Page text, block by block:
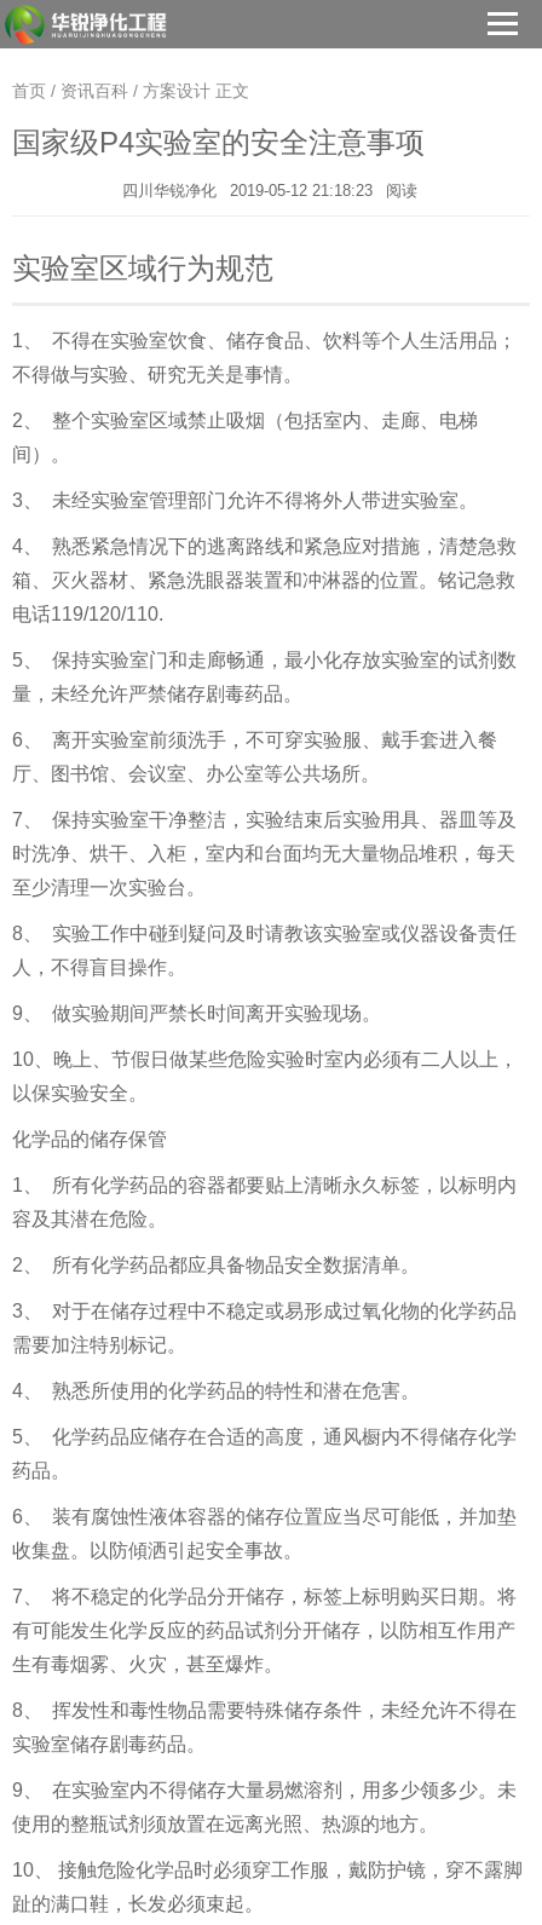
首页 / 资讯百科 / 方案设计 正文
国家级P4实验室的安全注意事项
四川华锐净化 2019-05-12 21:18:23 阅读
实验室区域行为规范
1、 不得在实验室饮食、储存食品、饮料等个人生活用品；
不得做与实验、研究无关是事情。
2、 整个实验室区域禁止吸烟（包括室内、走廊、电梯
间）。
3、 未经实验室管理部门允许不得将外人带进实验室。
4、 熟悉紧急情况下的逃离路线和紧急应对措施，清楚急救
箱、灭火器材、紧急洗眼器装置和冲淋器的位置。铭记急救
电话119/120/110.
5、 保持实验室门和走廊畅通，最小化存放实验室的试剂数
量，未经允许严禁储存剧毒药品。
6、 离开实验室前须洗手，不可穿实验服、戴手套进入餐
厅、图书馆、会议室、办公室等公共场所。
7、 保持实验室干净整洁，实验结束后实验用具、器皿等及
时洗净、烘干、入柜，室内和台面均无大量物品堆积，每天
至少清理一次实验台。
8、 实验工作中碰到疑问及时请教该实验室或仪器设备责任
人，不得盲目操作。
9、 做实验期间严禁长时间离开实验现场。
10、晚上、节假日做某些危险实验时室内必须有二人以上，
以保实验安全。
化学品的储存保管
1、 所有化学药品的容器都要贴上清晰永久标签，以标明内
容及其潜在危险。
2、 所有化学药品都应具备物品安全数据清单。
3、 对于在储存过程中不稳定或易形成过氧化物的化学药品
需要加注特别标记。
4、 熟悉所使用的化学药品的特性和潜在危害。
5、 化学药品应储存在合适的高度，通风橱内不得储存化学
药品。
6、 装有腐蚀性液体容器的储存位置应当尽可能低，并加垫
收集盘。以防傾洒引起安全事故。
7、 将不稳定的化学品分开储存，标签上标明购买日期。将
有可能发生化学反应的药品试剂分开储存，以防相互作用产
生有毒烟雾、火灾，甚至爆炸。
8、 挥发性和毒性物品需要特殊储存条件，未经允许不得在
实验室储存剧毒药品。
9、 在实验室内不得储存大量易燃溶剂，用多少领多少。未
使用的整瓶试剂须放置在远离光照、热源的地方。
10、 接触危险化学品时必须穿工作服，戴防护镜，穿不露脚
趾的满口鞋，长发必须束起。